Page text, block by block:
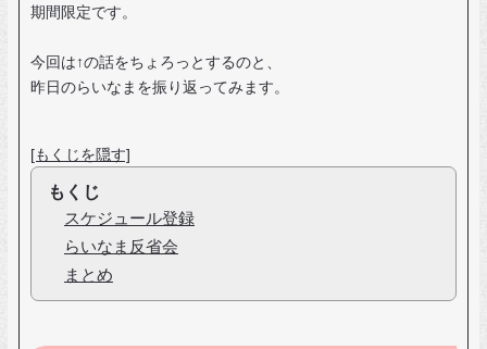
期間限定です。
今回は↑の話をちょろっとするのと、
昨日のらいなまを振り返ってみます。
[もくじを隠す]
もくじ
スケジュール登録
らいなま反省会
まとめ